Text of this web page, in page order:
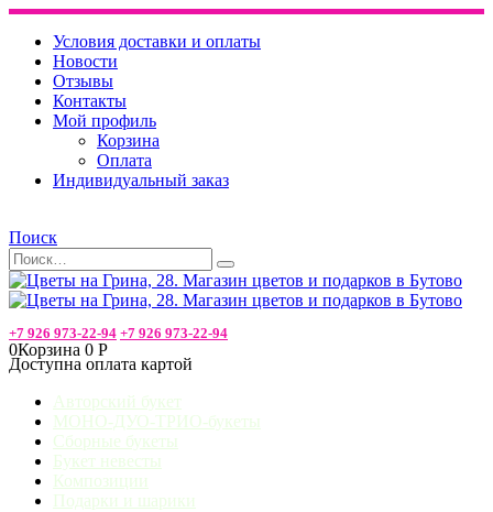
Условия доставки и оплаты
Новости
Отзывы
Контакты
Мой профиль
Корзина
Оплата
Индивидуальный заказ
Поиск
+7 926 973-22-94 +7 926 973-22-94
0Корзина 0 Р
Доступна оплата картой
Авторский букет
МОНО-ДУО-ТРИО-букеты
Сборные букеты
Букет невесты
Композиции
Подарки и шарики